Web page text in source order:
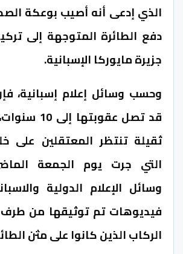
الذي إدعى أنه أصيب بوعكة
دفع الطائرة المتوجهة إلى
جزيرة مايوركا الإسبانية.
وحسب وسائل إعلام إسبانية،
قد تصل
ثقيلة تنتظر المعتقلين على
التي جرت يوم الجمعة
وسائل الإعلام الدولية
فيديوهات تم توثيقها من
الركاب الذين كانوا على مثن